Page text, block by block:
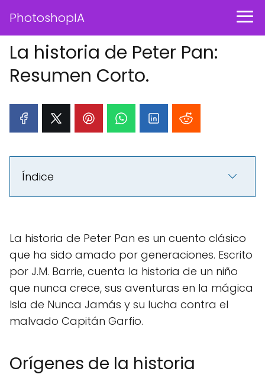
PhotoshopIA
La historia de Peter Pan:
Resumen Corto.
Índice
La historia de Peter Pan es un cuento clásico
que ha sido amado por generaciones. Escrito
por J.M. Barrie, cuenta la historia de un niño
que nunca crece, sus aventuras en la mágica
Isla de Nunca Jamás y su lucha contra el
malvado Capitán Garfio.
Orígenes de la historia